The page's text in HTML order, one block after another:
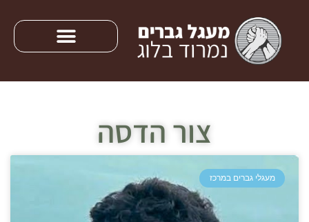
צור הדסה
מעגלי גברים במרכז